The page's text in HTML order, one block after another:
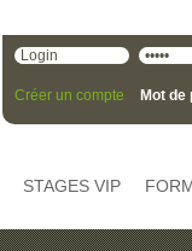
Créer un compte Mot de
STAGES VIP